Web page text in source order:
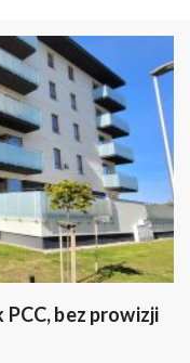
bez prowizji